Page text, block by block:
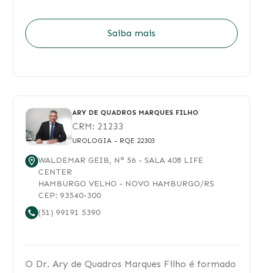
Saiba mais
ARY DE QUADROS MARQUES FILHO
CRM: 21233
UROLOGIA - RQE 22303
WALDEMAR GEIB, N° 56 - SALA 408 LIFE
CENTER
HAMBURGO VELHO - NOVO HAMBURGO/RS
CEP: 93540-300
(51) 99191 5390
O Dr. Ary de Quadros Marques Filho é formado